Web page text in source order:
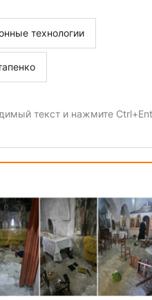
технологии
текст и нажмите